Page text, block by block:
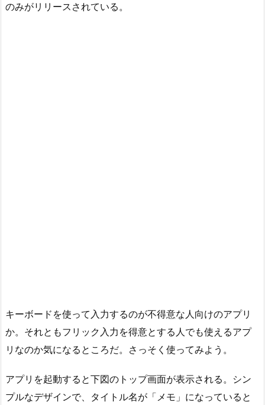
のみがリリースされている。
キーボードを使って入力するのが不得意な人向けのアプリ
か。それともフリック入力を得意とする人でも使えるアプ
リなのか気になるところだ。さっそく使ってみよう。
アプリを起動すると下図のトップ画面が表示される。シン
プルなデザインで、タイトル名が「メモ」になっていると